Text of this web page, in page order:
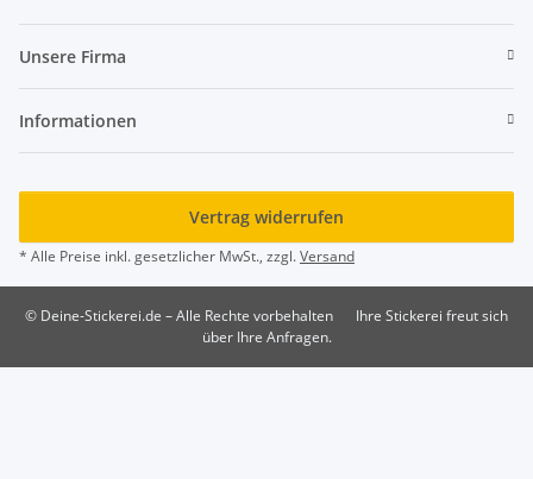
Unsere Firma
Informationen
Vertrag widerrufen
* Alle Preise inkl. gesetzlicher MwSt., zzgl.Versand
© Deine-Stickerei.de – Alle Rechte vorbehalten
Ihre Stickerei freut sich
über Ihre Anfragen.